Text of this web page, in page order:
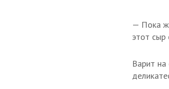
— Пока
этот сыр
Варит на